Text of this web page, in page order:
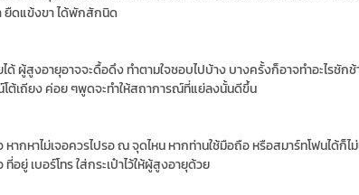
ยืดแข้งขา ได้พักสักนิด
ด้ ผู้สูงอายุอาจจะดื้อดึง ทำตามใจชอบไปบ้าง บางครั้งก็อาจทำอะไรชักช้
โต้เถียง ค่อย ๆพูดจะทำให้สถาการณ์ที่แย่ลงนั้นดีขึ้น
กหาไม่เจอควรไปรอ ณ จุดไหน หากท่านใช้มือถือ หรือสมาร์ทโฟนได้ก็ไ
ยู่ เบอร์โทร ใส่กระเป๋าไว้ให้ผู้สูงอายุด้วย